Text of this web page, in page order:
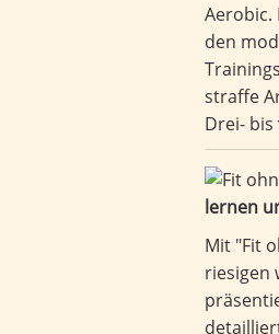
Aerobic.
den
straffe
Drei-
lernen
Mit "Fit
riesigen